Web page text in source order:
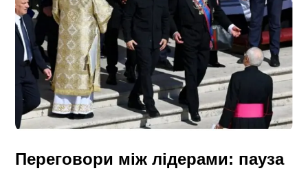
Переговори між лідерами: пауза